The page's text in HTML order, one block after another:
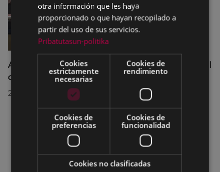
Acuerdos adoptados por el Pleno Municipal
celebrado el 27 de julio de 2026
28/07/2026
otra información que les haya
proporcionado o que hayan recopilado a
partir del uso de sus servicios.
Pribatutasun-politika
Cookies
estrictamente
necesarias
Cookies de
rendimiento
Cookies de
preferencias
Cookies de
funcionalidad
Cookies no clasificadas